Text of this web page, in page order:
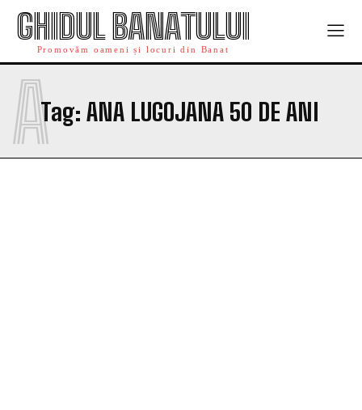
GHIDUL BANATULUI
Promovăm oameni și locuri din Banat
Tag: ANA LUGOJANA 50 DE ANI
A